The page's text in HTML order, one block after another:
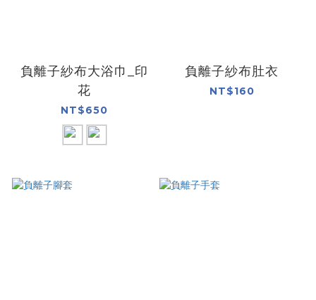
負離子紗布大浴巾_印
花
NT$650
負離子紗布肚衣
NT$160